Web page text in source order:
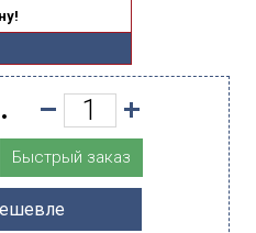
Быстрый заказ